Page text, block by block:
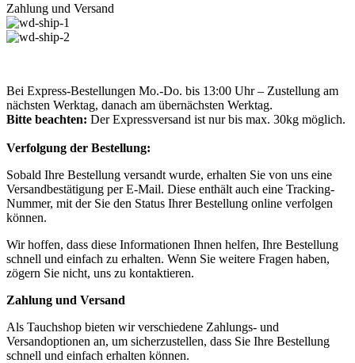
Zahlung und Versand
Bei Express-Bestellungen Mo.-Do. bis 13:00 Uhr – Zustellung am
nächsten Werktag, danach am übernächsten Werktag.
Bitte beachten: Der Expressversand ist nur bis max. 30kg möglich.
Verfolgung der Bestellung:
Sobald Ihre Bestellung versandt wurde, erhalten Sie von uns eine
Versandbestätigung per E-Mail. Diese enthält auch eine Tracking-
Nummer, mit der Sie den Status Ihrer Bestellung online verfolgen
können.
Wir hoffen, dass diese Informationen Ihnen helfen, Ihre Bestellung
schnell und einfach zu erhalten. Wenn Sie weitere Fragen haben,
zögern Sie nicht, uns zu kontaktieren.
Zahlung und Versand
Als Tauchshop bieten wir verschiedene Zahlungs- und
Versandoptionen an, um sicherzustellen, dass Sie Ihre Bestellung
schnell und einfach erhalten können.